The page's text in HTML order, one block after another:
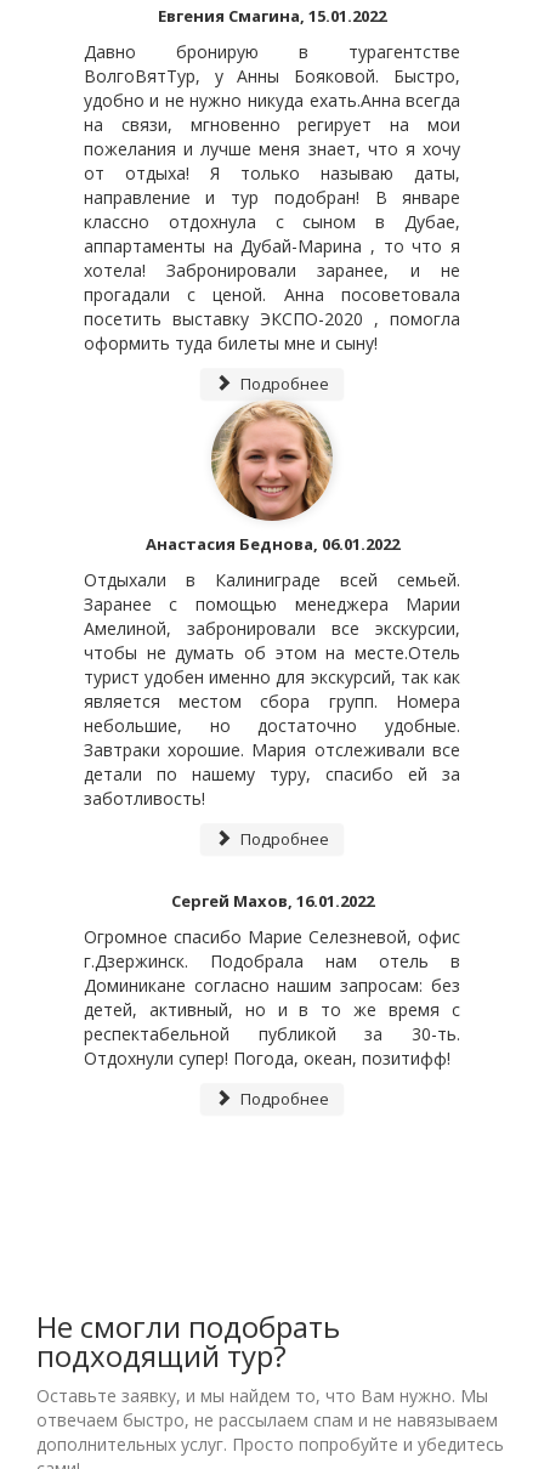
Евгения Смагина, 15.01.2022
Давно бронирую в турагентстве
ВолгоВятТур, у Анны Бояковой. Быстро,
удобно и не нужно никуда ехать.Анна всегда
на связи, мгновенно регирует на мои
пожелания и лучше меня знает, что я хочу
от отдыха! Я только называю даты,
направление и тур подобран! В январе
классно отдохнула с сыном в Дубае,
аппартаменты на Дубай-Марина , то что я
хотела! Забронировали заранее, и не
прогадали с ценой. Анна посоветовала
посетить выставку ЭКСПО-2020 , помогла
оформить туда билеты мне и сыну!
Подробнее
Анастасия Беднова, 06.01.2022
Отдыхали в Калиниграде всей семьей.
Заранее с помощью менеджера Марии
Амелиной, забронировали все экскурсии,
чтобы не думать об этом на месте.Отель
турист удобен именно для экскурсий, так как
является местом сбора групп. Номера
небольшие, но достаточно удобные.
Завтраки хорошие. Мария отслеживали все
детали по нашему туру, спасибо ей за
заботливость!
Подробнее
Сергей Махов, 16.01.2022
Огромное спасибо Марие Селезневой, офис
г.Дзержинск. Подобрала нам отель в
Доминикане согласно нашим запросам: без
детей, активный, но и в то же время с
респектабельной публикой за 30-ть.
Отдохнули супер! Погода, океан, позитифф!
Подробнее
Не смогли подобрать
подходящий тур?
Оставьте заявку, и мы найдем то, что Вам нужно. Мы
отвечаем быстро, не рассылаем спам и не навязываем
дополнительных услуг. Просто попробуйте и убедитесь